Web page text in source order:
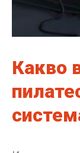
Какво